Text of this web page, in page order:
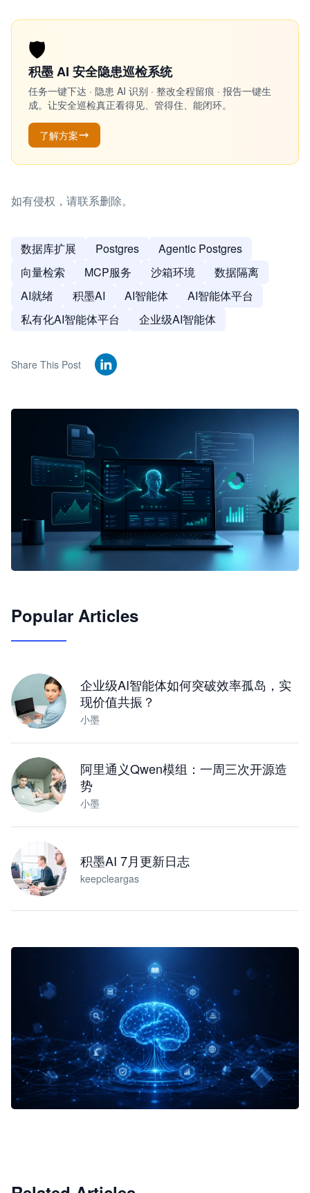
🛡️
积墨 AI 安全隐患巡检系统
任务一键下达 · 隐患 AI 识别 · 整改全程留痕 · 报告一键生
成。让安全巡检真正看得见、管得住、能闭环。
了解方案
如有侵权，请联系删除。
数据库扩展 Postgres
Agentic Postgres
向量检索
MCP服务 沙箱环境
数据隔离
AI就绪
积墨AI AI智能体
AI智能体平台
私有化AI智能体平台
企业级AI智能体
Share This Post
JimoClaw 桌面 AI Agent 工作台
Popular Articles
企业级AI智能体如何突破效率孤岛，实
现价值共振？
小墨
阿里通义Qwen模组：一周三次开源造
势
小墨
积墨AI 7月更新日志
keepcleargas